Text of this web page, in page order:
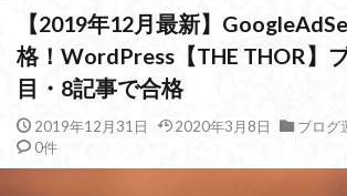
【2019年12月最新】
格！WordPress【THE THOR】
目・8記事で合格
2019年12月31日 2020年3月8日 ブログ
0件